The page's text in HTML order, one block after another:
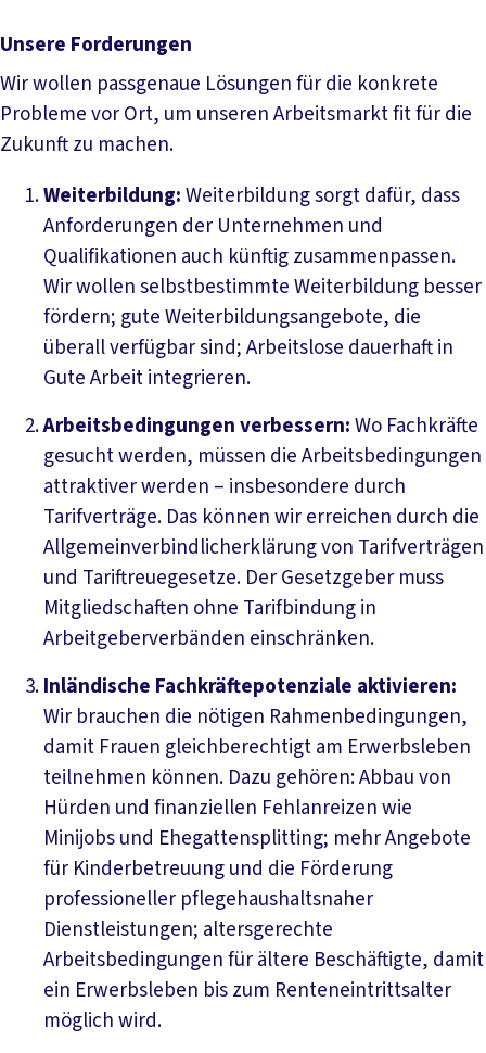
Unsere Forderungen
Wir wollen passgenaue Lösungen für die konkrete
Probleme vor Ort, um unseren Arbeitsmarkt fit für die
Zukunft zu machen.
Weiterbildung:Weiterbildung sorgt dafür, dass
Anforderungen der Unternehmen und
Qualifikationen auch künftig zusammenpassen.
Wir wollen selbstbestimmte Weiterbildung besser
fördern; gute Weiterbildungsangebote, die
überall verfügbar sind; Arbeitslose dauerhaft in
Gute Arbeit integrieren.
Arbeitsbedingungen verbessern:Wo Fachkräfte
gesucht werden, müssen die Arbeitsbedingungen
attraktiver werden – insbesondere durch
Tarifverträge. Das können wir erreichen durch die
Allgemeinverbindlicherklärung von Tarifverträgen
und Tariftreuegesetze. Der Gesetzgeber muss
Mitgliedschaften ohne Tarifbindung in
Arbeitgeberverbänden einschränken.
Inländische Fachkräftepotenziale aktivieren:
Wir brauchen die nötigen Rahmenbedingungen,
damit Frauen gleichberechtigt am Erwerbsleben
teilnehmen können. Dazu gehören: Abbau von
Hürden und finanziellen Fehlanreizen wie
Minijobs und Ehegattensplitting; mehr Angebote
für Kinderbetreuung und die Förderung
professioneller pflegehaushaltsnaher
Dienstleistungen; altersgerechte
Arbeitsbedingungen für ältere Beschäftigte, damit
ein Erwerbsleben bis zum Renteneintrittsalter
möglich wird.